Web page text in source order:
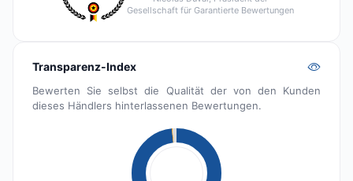
Gesellschaft für Garantierte Bewertungen
Transparenz-Index
Bewerten Sie selbst die Qualität der von den Kunden
dieses Händlers hinterlassenen Bewertungen.